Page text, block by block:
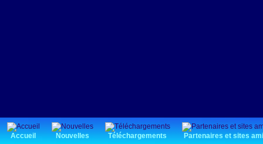
Accueil Nouvelles Téléchargements Partenaires et sites